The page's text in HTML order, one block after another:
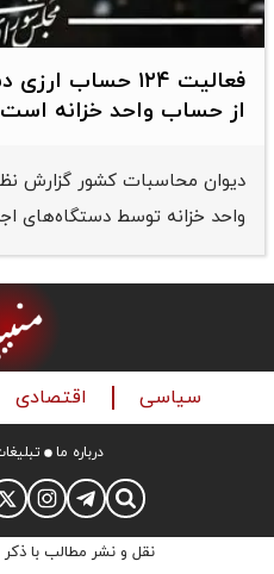
فعالیت ۱۲۴ حساب
از حساب واحد خزانه است
دیوان محاسبات کشور گزارش
واحد خزانه توسط دستگاه‌های
سیاسی اقتصادی
درباره ما
نقل و نشر مطالب با ذکر